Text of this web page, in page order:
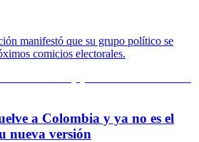
manifestó que su grupo político se
comicios electorales.
a Colombia y ya no es el
nueva versión